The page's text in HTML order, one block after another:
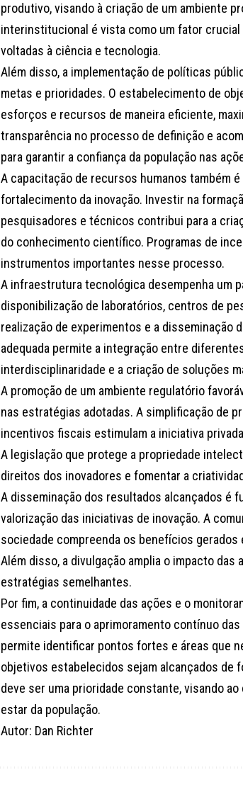
produtivo, visando à criação de um ambiente
interinstitucional é vista como um fator
voltadas à ciência e tecnologia.
Além disso, a implementação de políticas
metas e prioridades. O estabelecimento de
esforços e recursos de maneira eficiente,
transparência no processo de definição e
para garantir a confiança da população nas
A capacitação de recursos humanos também
fortalecimento da inovação. Investir na
pesquisadores e técnicos contribui para a
do conhecimento científico. Programas de
instrumentos importantes nesse processo.
A infraestrutura tecnológica desempenha um
disponibilização de laboratórios, centros de
realização de experimentos e a disseminação
adequada permite a integração entre
interdisciplinaridade e a criação de soluções
A promoção de um ambiente regulatório
nas estratégias adotadas. A simplificação de
incentivos fiscais estimulam a iniciativa
A legislação que protege a propriedade
direitos dos inovadores e fomentar a
A disseminação dos resultados alcançados é
valorização das iniciativas de inovação. A
sociedade compreenda os benefícios
Além disso, a divulgação amplia o impacto
estratégias semelhantes.
Por fim, a continuidade das ações e o
essenciais para o aprimoramento contínuo
permite identificar pontos fortes e áreas que
objetivos estabelecidos sejam alcançados de
deve ser uma prioridade constante, visando
estar da população.
Autor: Dan Richter